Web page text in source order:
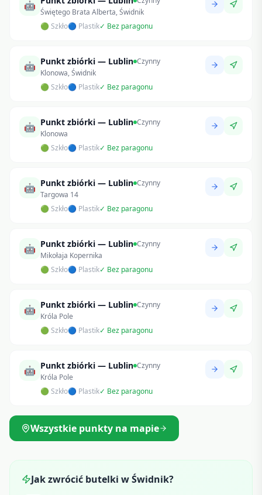
🤖
Świętego Brata Alberta, Świdnik
🟢 Szkło🔵 Plastik✓ Bez paragonu
🤖 Punkt zbiórki — Lublin Czynny
Klonowa, Świdnik
🟢 Szkło🔵 Plastik✓ Bez paragonu
🤖 Punkt zbiórki — Lublin Czynny
Klonowa
🟢 Szkło🔵 Plastik✓ Bez paragonu
🤖 Punkt zbiórki — Lublin Czynny
Targowa 14
🟢 Szkło🔵 Plastik✓ Bez paragonu
🤖 Punkt zbiórki — Lublin Czynny
Mikołaja Kopernika
🟢 Szkło🔵 Plastik✓ Bez paragonu
🤖 Punkt zbiórki — Lublin Czynny
Króla Pole
🟢 Szkło🔵 Plastik✓ Bez paragonu
🤖 Punkt zbiórki — Lublin Czynny
Króla Pole
🟢 Szkło🔵 Plastik✓ Bez paragonu
Wszystkie punkty na mapie
Jak zwrócić butelki wŚwidnik?